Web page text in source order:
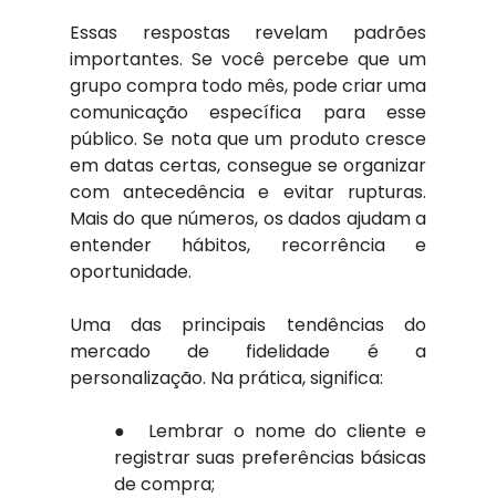
Essas respostas revelam padrões
importantes. Se você percebe que um
grupo compra todo mês, pode criar uma
comunicação específica para esse
público. Se nota que um produto cresce
em datas certas, consegue se organizar
com antecedência e evitar rupturas.
Mais do que números, os dados ajudam a
entender hábitos, recorrência e
oportunidade.
Uma das principais tendências do
mercado de fidelidade é a
personalização. Na prática, significa:
●  Lembrar o nome do cliente e
registrar suas preferências básicas
de compra;